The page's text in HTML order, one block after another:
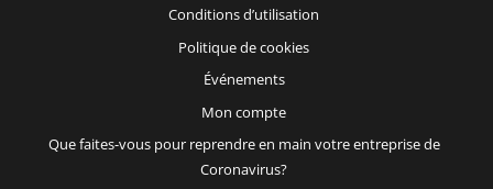
Conditions d’utilisation
Politique de cookies
Événements
Mon compte
Que faites-vous pour reprendre en main votre entreprise de
Coronavirus?